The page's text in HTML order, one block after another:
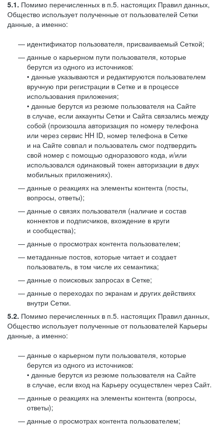
5.1. Помимо перечисленных в п.5. настоящих Правил данных,
Общество использует полученные от пользователей Сетки
данные, а именно:
идентификатор пользователя, присваиваемый Сеткой;
данные о карьерном пути пользователя, которые
берутся из одного из источников:
• данные указываются и редактируются пользователем
вручную при регистрации в Сетке и в процессе
использования приложения;
• данные берутся из резюме пользователя на Сайте
в случае, если аккаунты Сетки и Сайта связались между
собой (произошла авторизация по номеру телефона
или через сервис HH ID, номер телефона в Сетке
и на Сайте совпал и пользователь смог подтвердить
свой номер с помощью одноразового кода, и/или
использовался одинаковый токен авторизации в двух
мобильных приложениях).
данные о реакциях на элементы контента (посты,
вопросы, ответы);
данные о связях пользователя (наличие и состав
коннектов и подписчиков, вхождение в круги
и сообщества);
данные о просмотрах контента пользователем;
метаданные постов, которые читает и создает
пользователь, в том числе их семантика;
данные о поисковых запросах в Сетке;
данные о переходах по экранам и других действиях
внутри Сетки.
5.2. Помимо перечисленных в п.5. настоящих Правил данных,
Общество использует полученные от пользователей Карьеры
данные, а именно:
данные о карьерном пути пользователя, которые
берутся из одного из источников:
• данные берутся из резюме пользователя на Сайте
в случае, если вход на Карьеру осуществлен через Сайт.
данные о реакциях на элементы контента (вопросы,
ответы);
данные о просмотрах контента пользователем;